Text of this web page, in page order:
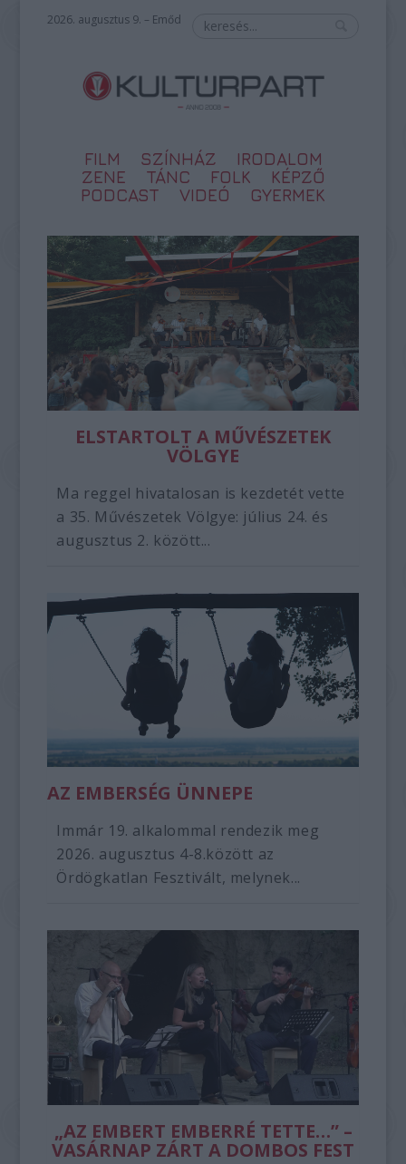
2026. augusztus 9. – Emőd
FILM SZÍNHÁZ
IRODALOM
ZENE
TÁNC FOLK
KÉPZŐ
PODCAST
VIDEÓ GYERMEK
ELSTARTOLT A MŰVÉSZETEK
VÖLGYE
Ma reggel hivatalosan is kezdetét vette
a 35. Művészetek Völgye: július 24. és
augusztus 2. között...
AZ EMBERSÉG ÜNNEPE
Immár 19. alkalommal rendezik meg
2026. augusztus 4-8.között az
Ördögkatlan Fesztivált, melynek...
„AZ EMBERT EMBERRÉ TETTE…” –
VASÁRNAP ZÁRT A DOMBOS FEST